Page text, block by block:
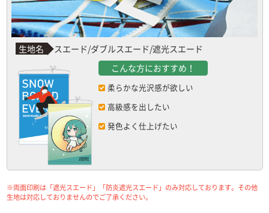
生地名
スエード/ダブルスエード/遮光スエード
こんな方におすすめ！
柔らかな光沢感が欲しい
高級感を出したい
発色よく仕上げたい
※両面印刷は「遮光スエード」「防炎遮光スエード」のみ対応しております。その他
生地は対応しておりませんのでご了承ください。